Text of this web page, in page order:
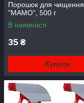
Порошок для чищення
"МАМО", 500 г
В наявності
35 ₴
Купити